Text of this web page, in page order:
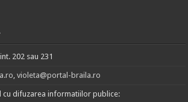
202 sau 231
,violeta@portal-braila.ro
cu difuzarea informatiilor publice: